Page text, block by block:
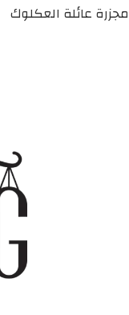
مجزرة عائلة العكلوك